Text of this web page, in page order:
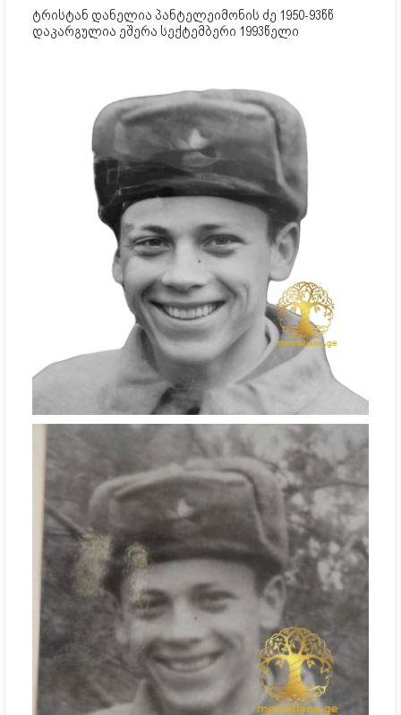
ტრისტან დანელია პანტელეიმონის ძე 1950-93წწ
დაკარგულია ეშერა სექტემბერი 1993წელი